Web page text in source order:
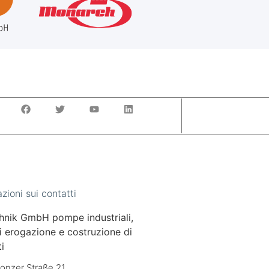
sui contatti
GmbH pompe industriali,
erogazione e costruzione di